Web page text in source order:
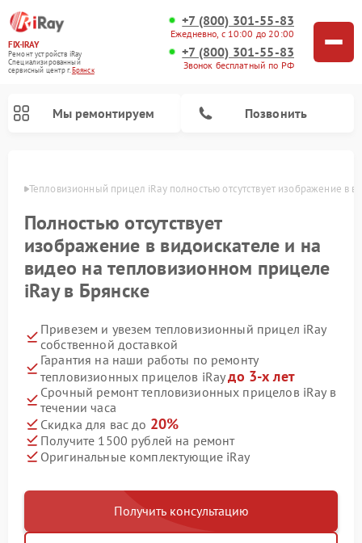
FIX-IRAY
Ремонт устройств iRay
Специализированный
cервисный центр г.Брянск
+7 (800) 301-55-83
Ежедневно, с 10:00 до 20:00
+7 (800) 301-55-83
Звонок бесплатный по РФ
Мы ремонтируем Позвонить
Тепловизионный прицел iRay полностью отсутствует изображение в
Полностью отсутствует
изображение в видоискателе и на
видео на тепловизионном прицеле
iRay в Брянске
Привезем и увезем тепловизионный прицел iRay
собственной доставкой
Гарантия на наши работы по ремонту
тепловизионных прицелов iRayдо 3-х лет
Срочный ремонт тепловизионных прицелов iRay в
течении часа
Скидка для вас до 20%
Получите 1500 рублей на ремонт
Оригинальные комплектующие iRay
Получить консультацию